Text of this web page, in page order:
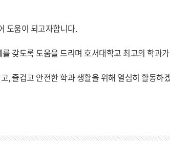
도움이 되고자합니다.
갖도록 도움을 드리며 호서대학교 최고의 학과
, 즐겁고 안전한 학과 생활을 위해 열심히 활동하